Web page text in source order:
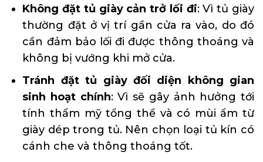
Không đặt tủ giày cản trở lối đi: Vì tủ giày
thường đặt ở vị trí gần cửa ra vào, do đó
cần đảm bảo lối đi được thông thoáng và
không bị vướng khi mở cửa.
Tránh đặt tủ giày đối diện không gian
sinh hoạt chính: Vì sẽ gây ảnh hưởng tới
tính thẩm mỹ tổng thể và có mùi ẩm từ
giày dép trong tủ. Nên chọn loại tủ kín có
cánh che và thông thoáng tốt.